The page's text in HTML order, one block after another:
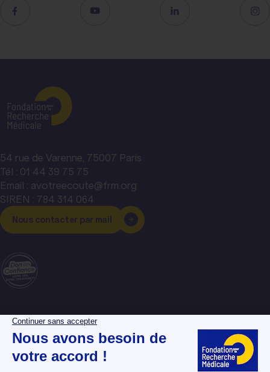
54 rue de Varenne, 75007 Paris
Tél : 01 44 39 75 75
Email : avotreecoute@frm.org
SIREN : 784 314 064
Nous contacter par mail
La Fondation pour la
Recherche Médicale
Nos dossiers maladies
Espace chercheurs